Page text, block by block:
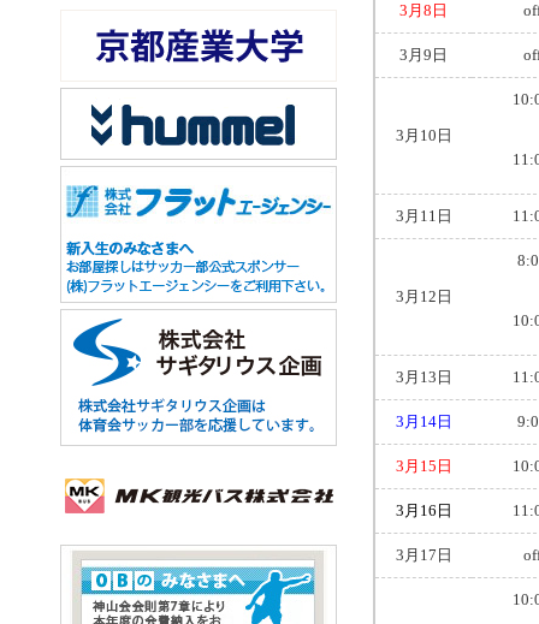
3月8日
3月9日
3月10日
3月11日
3月12日
3月13日
3月14日
3月15日
3月16日
3月17日